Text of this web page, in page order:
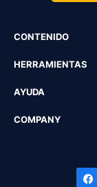
CONTENIDO
HERRAMIENTAS
AYUDA
COMPANY